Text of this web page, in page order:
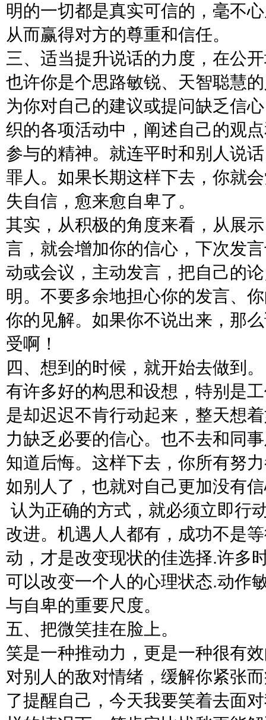
明的一切都是真实可信的，毫不
从而赢得对方的尊重和信任。
三、适当提升说话的力度，在公
也许你是个思路敏锐、天智聪慧
为你对自己的建议或提问缺乏信
织的各项活动中，阐述自己的观
参与的精神。就连平时和别人说
罪人。如果长期这样下去，你就
失自信，愈来愈自卑了。
其实，从积极的角度来看，从展
言，就会增加你的信心，下次发
动或会议，主动发言，把自己的
明。不要多余地担心你的发言、
你的见解。如果你不说出来，那
受啊！
四、想到的时候，就开始去做到。
有许多好的构思和设想，特别是
是却迟迟不肯行动起来，整天想
力缺乏必要的信心。也不去和同
知道后悔。这样下去，你所有努
如别人了，也就对自己更加没有
认为正确的方式，就必须立即行
改进。机遇人人都有，成功不是
动，才是改变现状的佳选择.许多
可以改变一个人的心理状态.动作
与自卑的重要尺度。
五、把微笑挂在脸上。
笑是一种推动力，更是一种很有
对别人的敌对情绪，缓解你紧张
了提醒自己，今天我要笑着去面